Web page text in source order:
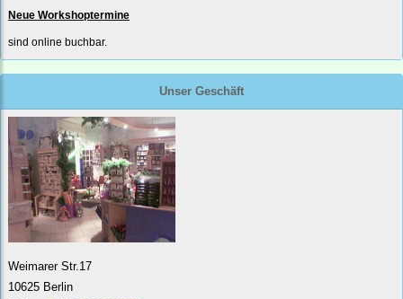
Neue Workshoptermine
sind online buchbar.
Unser Geschäft
Weimarer Str.17
10625 Berlin